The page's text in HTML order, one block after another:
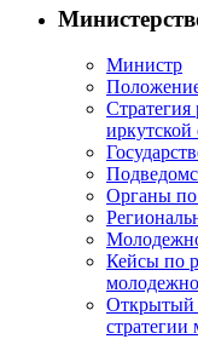
Министр
иркутской
Органы
Кейсы по
Открытый